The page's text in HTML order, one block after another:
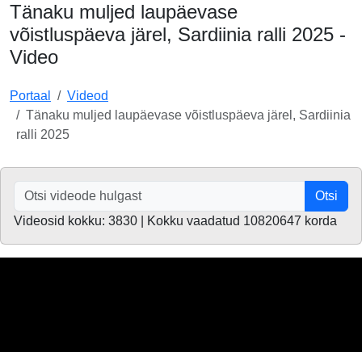
Tänaku muljed laupäevase
võistluspäeva järel, Sardiinia ralli 2025 -
Video
Portaal
Videod
Tänaku muljed laupäevase võistluspäeva järel, Sardiinia
ralli 2025
Otsi
Videosid kokku: 3830 | Kokku vaadatud 10820647 korda